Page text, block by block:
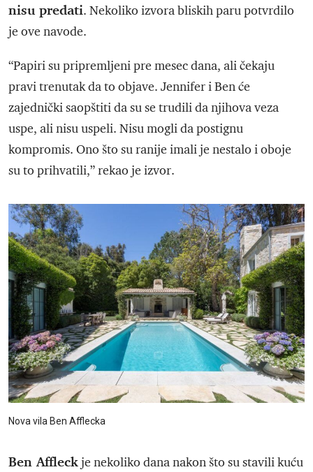
nisu predati. Nekoliko izvora bliskih paru potvrdilo
je ove navode.
“Papiri su pripremljeni pre mesec dana, ali čekaju
pravi trenutak da to objave. Jennifer i Ben će
zajednički saopštiti da su se trudili da njihova veza
uspe, ali nisu uspeli. Nisu mogli da postignu
kompromis. Ono što su ranije imali je nestalo i oboje
su to prihvatili,” rekao je izvor.
Nova vila Ben Afflecka
Ben Affleckje nekoliko dana nakon što su stavili kuću